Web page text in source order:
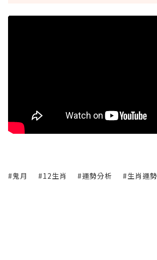
#鬼月 #12生肖 #運勢分析 #生肖運勢